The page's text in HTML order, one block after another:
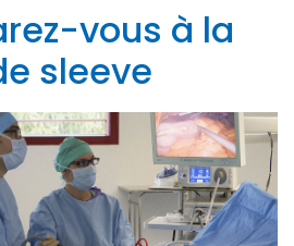
vous à la
sleeve